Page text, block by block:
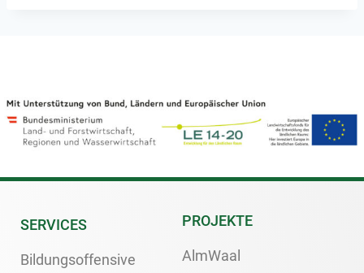
SERVICES
Bildungsoffensive
PROJEKTE
AlmWaal